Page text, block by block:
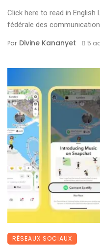
Click here to read in English
fédérale des
Par Divine Kananyet 5
RÉSEAUX SOCIAUX